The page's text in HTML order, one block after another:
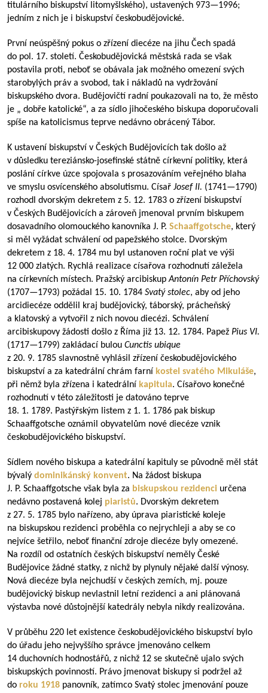
titulárního biskupství litomyšlského), ustavených 973—1996;
jedním z nich je i biskupství českobudějovické.
První neúspěšný pokus o zřízení diecéze na jihu Čech spadá
do pol. 17. století. Českobudějovická městská rada se však
postavila proti, neboť se obávala jak možného omezení svých
starobylých práv a svobod, tak i nákladů na vydržování
biskupského dvora. Budějovičtí radní poukazovali na to, že město
je „ dobře katolické“, a za sídlo jihočeského biskupa doporučovali
spíše na katolicismus teprve nedávno obrácený Tábor.
K ustavení biskupství v Českých Budějovicích tak došlo až
v důsledku tereziánsko-josefinské státně církevní politiky, která
poslání církve úzce spojovala s prosazováním veřejného blaha
ve smyslu osvícenského absolutismu. Císař Josef II. (1741—1790)
rozhodl dvorským dekretem z 5. 12. 1783 o zřízení biskupství
v Českých Budějovicích a zároveň jmenoval prvním biskupem
dosavadního olomouckého kanovníka J. P. Schaaffgotsche, který
si měl vyžádat schválení od papežského stolce. Dvorským
dekretem z 18. 4. 1784 mu byl ustanoven roční plat ve výši
12 000 zlatých. Rychlá realizace císařova rozhodnutí záležela
na církevních místech. Pražský arcibiskupAntonín Petr Příchovský
(1707—1793) požádal 15. 10. 1784 Svatý stolec, aby od jeho
arcidiecéze oddělil kraj budějovický, táborský, prácheňský
a klatovský a vytvořil z nich novou diecézi. Schválení
arcibiskupovy žádosti došlo z Říma již 13. 12. 1784. Papež Pius VI.
(1717—1799) zakládací bulou Cunctis ubique
z 20. 9. 1785 slavnostně vyhlásil zřízení českobudějovického
biskupství a za katedrální chrám farní kostel svatého Mikuláše,
při němž byla zřízena i katedrální kapitula. Císařovo konečné
rozhodnutí v této záležitosti je datováno teprve
18. 1. 1789. Pastýřským listem z 1. 1. 1786 pak biskup
Schaaffgotsche oznámil obyvatelům nové diecéze vznik
českobudějovického biskupství.
Sídlem nového biskupa a katedrální kapituly se původně měl stát
bývalý dominikánský konvent. Na žádost biskupa
J. P. Schaaffgotsche však byla za biskupskou rezidenci určena
nedávno postavená kolej piaristů. Dvorským dekretem
z 27. 5. 1785 bylo nařízeno, aby úprava piaristické koleje
na biskupskou rezidenci proběhla co nejrychleji a aby se co
nejvíce šetřilo, neboť finanční zdroje diecéze byly omezené.
Na rozdíl od ostatních českých biskupství neměly České
Budějovice žádné statky, z nichž by plynuly nějaké další výnosy.
Nová diecéze byla nejchudší v českých zemích, mj. pouze
budějovický biskup nevlastnil letní rezidenci a ani plánovaná
výstavba nové důstojnější katedrály nebyla nikdy realizována.
V průběhu 220 let existence českobudějovického biskupství bylo
do úřadu jeho nejvyššího správce jmenováno celkem
14 duchovních hodnostářů, z nichž 12 se skutečně ujalo svých
biskupských povinností. Právo jmenovat biskupy si podržel až
do roku 1918 panovník, zatímco Svatý stolec jmenování pouze